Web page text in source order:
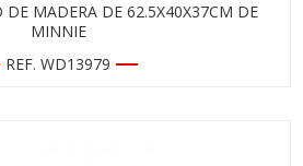
DE MADERA DE 62.5X40X37CM DE
MINNIE
REF. WD13979